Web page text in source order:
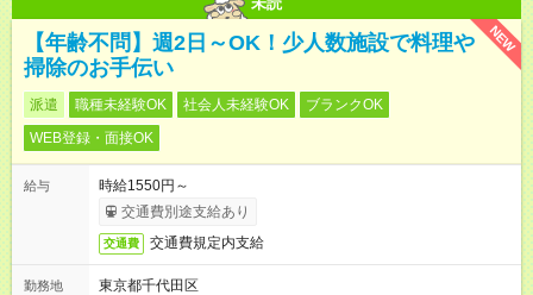
NEW
【年齢不問】週2日～OK！少人数施設で料理や
掃除のお手伝い
派遣 職種未経験OK 社会人未経験OK
ブランクOK
WEB登録・面接OK
給与
時給1550円～
交通費別途支給あり
交通費 交通費規定内支給
勤務地
東京都千代田区